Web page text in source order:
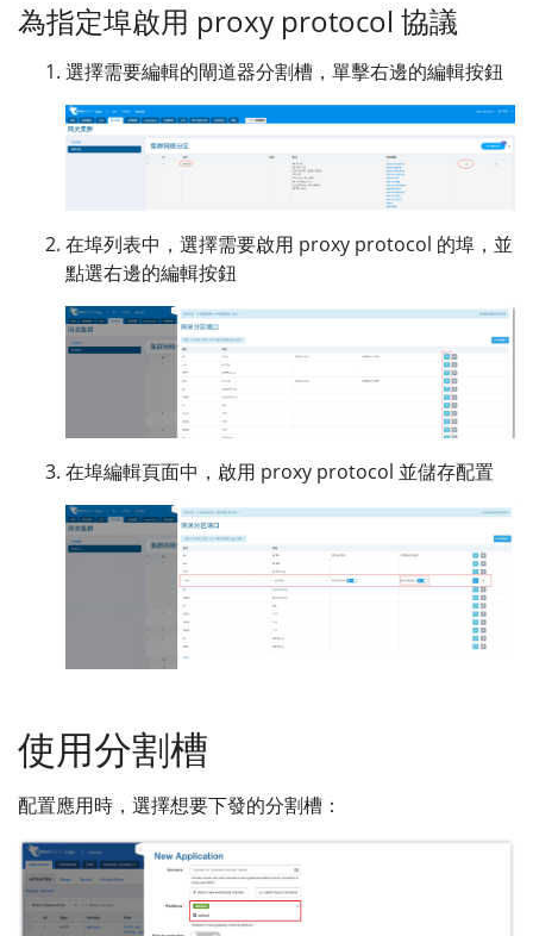
為指定埠啟用 proxy protocol 協議
選擇需要編輯的閘道器分割槽，單擊右邊的編輯按鈕
在埠列表中，選擇需要啟用 proxy protocol 的埠，並
點選右邊的編輯按鈕
在埠編輯頁面中，啟用 proxy protocol 並儲存配置
使用分割槽
配置應用時，選擇想要下發的分割槽：